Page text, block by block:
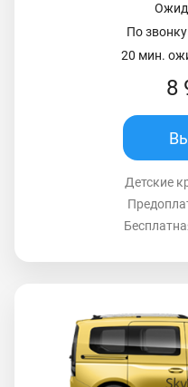
По
20 мин.
8
Детские